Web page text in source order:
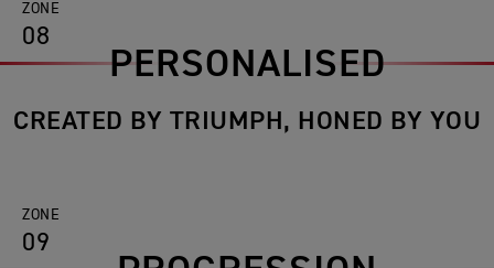
ZONE
08
PERSONALISED
CREATED BY TRIUMPH, HONED BY YOU
ZONE
09